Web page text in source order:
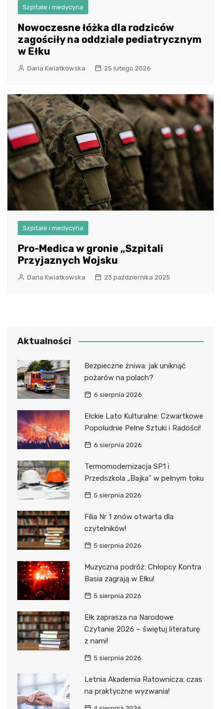
Szpitale i medycyna
Nowoczesne łóżka dla rodziców
zagościły na oddziale pediatrycznym
w Ełku
Daria Kwiatkowska 25 lutego 2026
Szpitale i medycyna
Pro-Medica w gronie „Szpitali
Przyjaznych Wojsku
Daria Kwiatkowska 23 października 2025
Aktualności
Bezpieczne żniwa: jak uniknąć
pożarów na polach?
6 sierpnia 2026
Ełckie Lato Kulturalne: Czwartkowe
Popołudnie Pełne Sztuki i Radości!
6 sierpnia 2026
Termomodernizacja SP1 i
Przedszkola „Bajka” w pełnym toku
5 sierpnia 2026
Filia Nr 1 znów otwarta dla
czytelników!
5 sierpnia 2026
Muzyczna podróż: Chłopcy Kontra
Basia zagrają w Ełku!
5 sierpnia 2026
Ełk zaprasza na Narodowe
Czytanie 2026 – świętuj literaturę
z nami!
5 sierpnia 2026
Letnia Akademia Ratownicza: czas
na praktyczne wyzwania!